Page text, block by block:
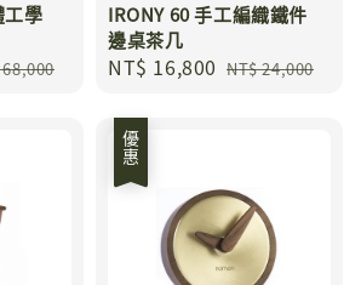
工學
IRONY 60 手工編織鐵件
邊桌茶几
Sale
NT$ 16,800 Regular
NT$ 24,000
優惠